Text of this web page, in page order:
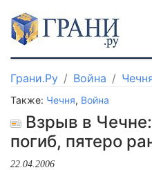
Грани.Ру Война
Также: Чечня, Война
Взрыв в
погиб, пятеро
22.04.2006